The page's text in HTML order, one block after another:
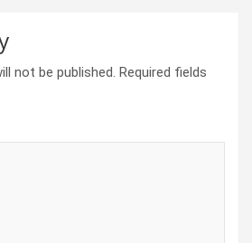
not be published. Required fields